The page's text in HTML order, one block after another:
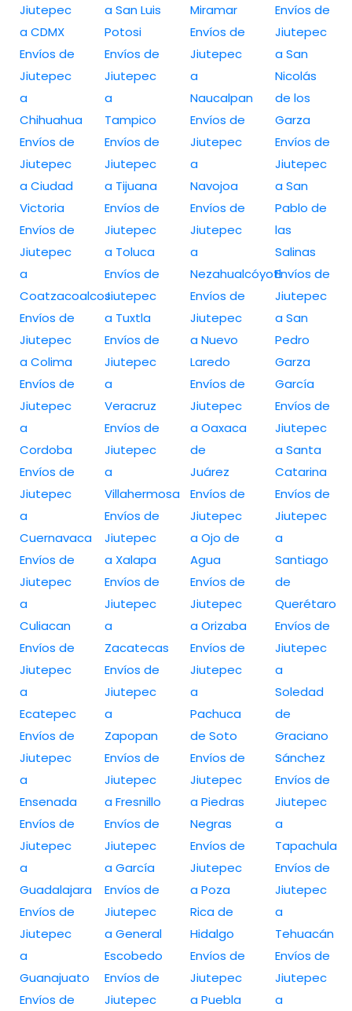
Jiutepec
a CDMX
Envíos de
Jiutepec
a
Chihuahua
Envíos de
Jiutepec
a Ciudad
Victoria
Envíos de
Jiutepec
a
Coatzacoalcos
Envíos de
Jiutepec
a Colima
Envíos de
Jiutepec
a
Cordoba
Envíos de
Jiutepec
a
Cuernavaca
Envíos de
Jiutepec
a
Culiacan
Envíos de
Jiutepec
a
Ecatepec
Envíos de
Jiutepec
a
Ensenada
Envíos de
Jiutepec
a
Guadalajara
Envíos de
Jiutepec
a
Guanajuato
Envíos de
a San Luis
Potosi
Envíos de
Jiutepec
a
Tampico
Envíos de
Jiutepec
a Tijuana
Envíos de
Jiutepec
a Toluca
Envíos de
Jiutepec
a Tuxtla
Envíos de
Jiutepec
a
Veracruz
Envíos de
Jiutepec
a
Villahermosa
Envíos de
Jiutepec
a Xalapa
Envíos de
Jiutepec
a
Zacatecas
Envíos de
Jiutepec
a
Zapopan
Envíos de
Jiutepec
a Fresnillo
Envíos de
Jiutepec
a García
Envíos de
Jiutepec
a General
Escobedo
Envíos de
Jiutepec
Miramar
Envíos de
Jiutepec
a
Naucalpan
Envíos de
Jiutepec
a
Navojoa
Envíos de
Jiutepec
a
Nezahualcóyotl
Envíos de
Jiutepec
a Nuevo
Laredo
Envíos de
Jiutepec
a Oaxaca
de
Juárez
Envíos de
Jiutepec
a Ojo de
Agua
Envíos de
Jiutepec
a Orizaba
Envíos de
Jiutepec
a
Pachuca
de Soto
Envíos de
Jiutepec
a Piedras
Negras
Envíos de
Jiutepec
a Poza
Rica de
Hidalgo
Envíos de
Jiutepec
a Puebla
Envíos de
Jiutepec
a San
Nicolás
de los
Garza
Envíos de
Jiutepec
a San
Pablo de
las
Salinas
Envíos de
Jiutepec
a San
Pedro
Garza
García
Envíos de
Jiutepec
a Santa
Catarina
Envíos de
Jiutepec
a
Santiago
de
Querétaro
Envíos de
Jiutepec
a
Soledad
de
Graciano
Sánchez
Envíos de
Jiutepec
a
Tapachula
Envíos de
Jiutepec
a
Tehuacán
Envíos de
Jiutepec
a